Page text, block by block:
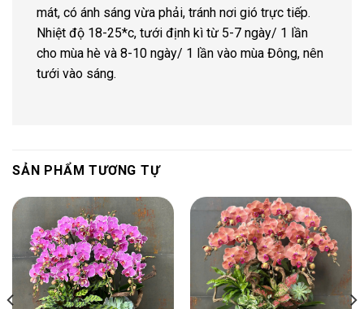
mát, có ánh sáng vừa phải, tránh nơi gió trực tiếp.
Nhiệt độ 18-25*c, tưới định kì từ 5-7 ngày/ 1 lần
cho mùa hè và 8-10 ngày/ 1 lần vào mùa Đông, nên
tưới vào sáng.
SẢN PHẨM TƯƠNG TỰ